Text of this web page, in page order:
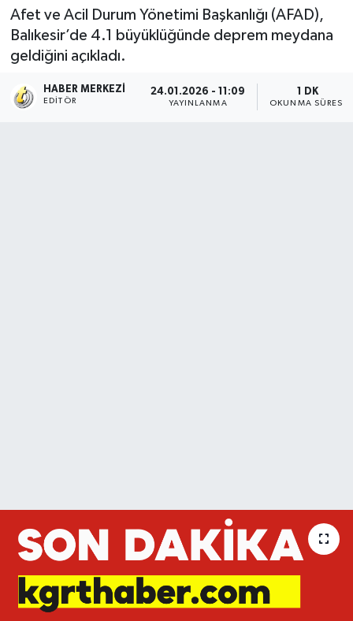
Afet ve Acil Durum Yönetimi Başkanlığı (AFAD),
Balıkesir’de 4.1 büyüklüğünde deprem meydana
geldiğini açıkladı.
HABER MERKEZI
EDITÖR
24.01.2026 - 11:09
YAYINLANMA
1 DK
OKUNMA SÜRESI